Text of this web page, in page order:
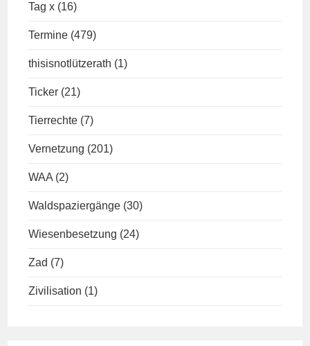
Tag x (16)
Termine (479)
thisisnotlützerath (1)
Ticker (21)
Tierrechte (7)
Vernetzung (201)
WAA (2)
Waldspaziergänge (30)
Wiesenbesetzung (24)
Zad (7)
Zivilisation (1)